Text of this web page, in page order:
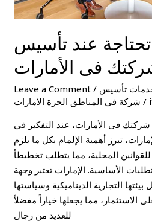
عند تأسيس
فى الأمارات
Leave a Comment / تأسيس
شركة في المناطق الحرة الامارات /
فى الأمارات، عند التفكير في
تبرز أهمية الإلمام بكل ما يلزم
للقوانين المحلية، مما يتطلب تخطيطاً
الأساسية. الإمارات تعتبر وجهة
التجارية الديناميكية وسياستها
الاستثمار، مما يجعلها خياراً مفضلاً
للعديد من رجال